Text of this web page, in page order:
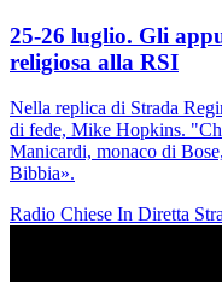
25-26 luglio. Gli
religiosa alla RSI
Nella replica di Strada
di fede, Mike Hopkins.
Manicardi, monaco di
Bibbia».
Radio Chiese In Diretta